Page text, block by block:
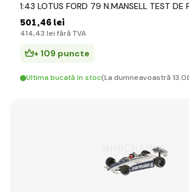
1:43 LOTUS FORD 79 N.MANSELL TEST DE
501,46 lei
414,43 lei fără TVA
+ 109 puncte
Ultima bucată în stoc(La dumneavoastră